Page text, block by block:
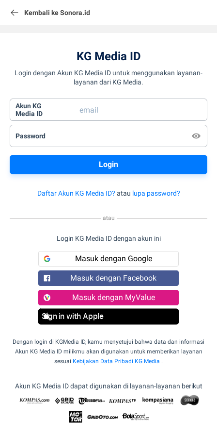
Kembali ke Sonora.id
KG Media ID
Login dengan Akun KG Media ID untuk menggunakan layanan-
layanan dari KG Media.
Akun KG
Media ID
Password
Daftar Akun KG Media ID? atau lupa password?
atau
Login KG Media ID dengan akun ini
Masuk dengan Google
Masuk dengan Facebook
Masuk dengan MyValue
Sign in with Apple
Dengan login di KGMedia ID, kamu menyetujui bahwa data dan informasi
Akun KG Media ID milikmu akan digunakan untuk memberikan layanan
sesuai Kebijakan Data Pribadi KG Media .
Akun KG Media ID dapat digunakan di layanan-layanan berikut